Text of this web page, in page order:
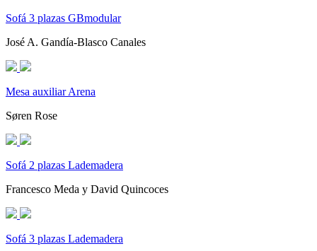
Sofá 3 plazas GBmodular
José A. Gandía-Blasco Canales
Mesa auxiliar Arena
Søren Rose
Sofá 2 plazas Lademadera
Francesco Meda y David Quincoces
Sofá 3 plazas Lademadera